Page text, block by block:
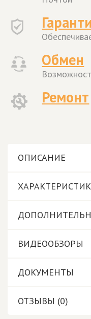
Обмен
Ремонт
ОПИСАНИЕ
ВИДЕООБЗОРЫ
ДОКУМЕНТЫ
ОТЗЫВЫ (0)